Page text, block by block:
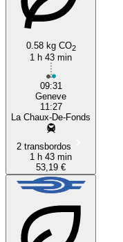
0.58 kg CO2
1 h 43 min
09:31
Geneve
11:27
La Chaux-De-Fonds
2 transbordos
1 h 43 min
53,19 €